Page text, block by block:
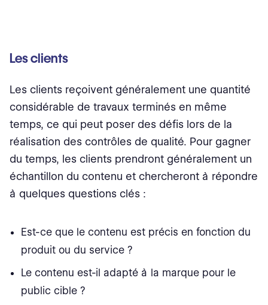
Les clients
Les clients reçoivent généralement une quantité
considérable de travaux terminés en même
temps, ce qui peut poser des défis lors de la
réalisation des contrôles de qualité. Pour gagner
du temps, les clients prendront généralement un
échantillon du contenu et chercheront à répondre
à quelques questions clés :
Est-ce que le contenu est précis en fonction du
produit ou du service ?
Le contenu est-il adapté à la marque pour le
public cible ?